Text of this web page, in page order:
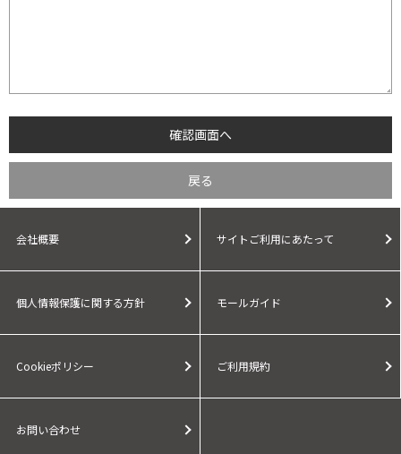
会社概要 サイトご利用にあたって
個人情報保護に関する方針 モールガイド
Cookieポリシー ご利用規約
お問い合わせ